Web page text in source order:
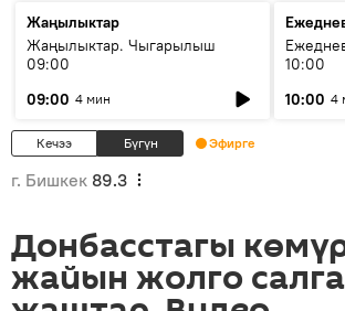
Жаңылыктар
Жаңылыктар. Чыгарылыш
09:00
09:00 4 мин
10:00
10:00 4
Кечээ Бүгүн Эфирге
г. Бишкек 89.3
Донбасстагы
жайын жолго